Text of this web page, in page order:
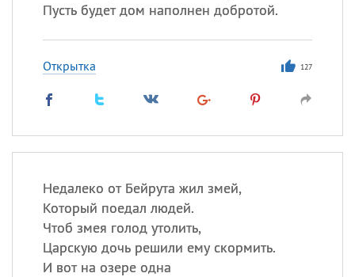
Пусть будет дом наполнен добротой.
Открытка 127
Недалеко от Бейрута жил змей,
Который поедал людей.
Чтоб змея голод утолить,
Царскую дочь решили ему скормить.
И вот на озере одна